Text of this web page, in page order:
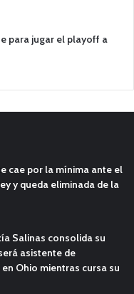
para jugar el playoff a
cae por la mínima ante el
y queda eliminada de la
Salinas consolida su
asistente de
Ohio mientras cursa su